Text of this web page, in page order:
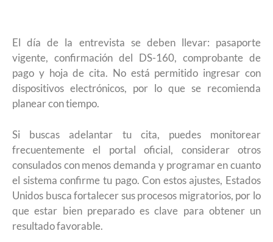
El día de la entrevista se deben llevar: pasaporte
vigente, confirmación del DS-160, comprobante de
pago y hoja de cita. No está permitido ingresar con
dispositivos electrónicos, por lo que se recomienda
planear con tiempo.
Si buscas adelantar tu cita, puedes monitorear
frecuentemente el portal oficial, considerar otros
consulados con menos demanda y programar en cuanto
el sistema confirme tu pago. Con estos ajustes, Estados
Unidos busca fortalecer sus procesos migratorios, por lo
que estar bien preparado es clave para obtener un
resultado favorable.